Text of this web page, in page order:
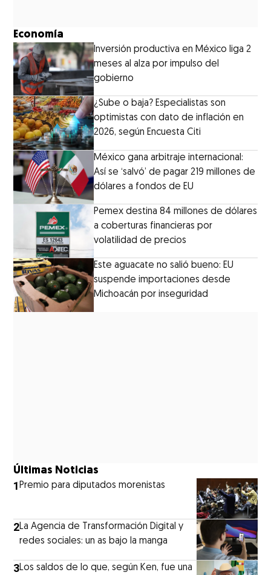
Economía
Inversión productiva en México liga 2
meses al alza por impulso del
gobierno
¿Sube o baja? Especialistas son
optimistas con dato de inflación en
2026, según Encuesta Citi
México gana arbitraje internacional:
Así se ‘salvó’ de pagar 219 millones de
dólares a fondos de EU
Pemex destina 84 millones de dólares
a coberturas financieras por
volatilidad de precios
Este aguacate no salió bueno: EU
suspende importaciones desde
Michoacán por inseguridad
Últimas Noticias
1Premio para diputados morenistas
2La Agencia de Transformación Digital y
redes sociales: un as bajo la manga
3Los saldos de lo que, según Ken, fue una